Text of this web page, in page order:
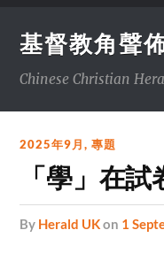
基督教角聲
Chinese Christian
2025年9月,專題
「學」在試
by Herald UKon 1